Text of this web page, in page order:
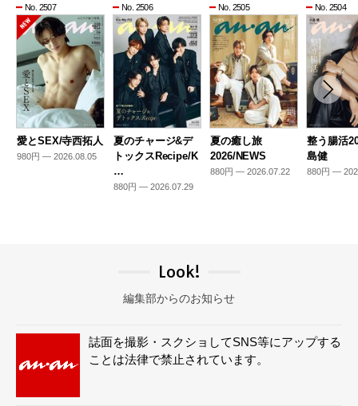
No. 2507
愛とSEX/寺西拓人
980円 — 2026.08.05
No. 2506
夏のチャージ&デ
トックスRecipe/K
…
880円 — 2026.07.29
No. 2505
夏の癒し旅
2026/NEWS
880円 — 2026.07.22
No. 2504
整う腸活
島健
880円 —
Look!
編集部からのお知らせ
誌面を撮影・スクショしてSNS等にアップする
ことは法律で禁止されています。